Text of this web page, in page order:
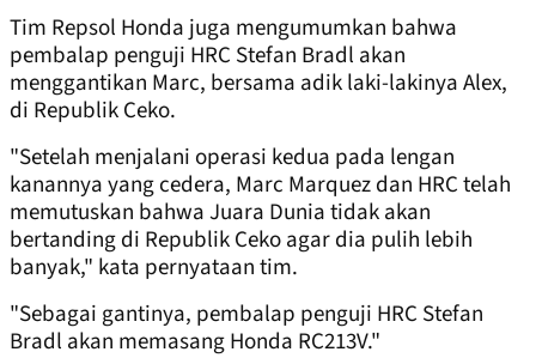
Tim Repsol Honda juga mengumumkan bahwa
pembalap penguji HRC Stefan Bradl akan
menggantikan Marc, bersama adik laki-lakinya Alex,
di Republik Ceko.
"Setelah menjalani operasi kedua pada lengan
kanannya yang cedera, Marc Marquez dan HRC telah
memutuskan bahwa Juara Dunia tidak akan
bertanding di Republik Ceko agar dia pulih lebih
banyak," kata pernyataan tim.
"Sebagai gantinya, pembalap penguji HRC Stefan
Bradl akan memasang Honda RC213V."